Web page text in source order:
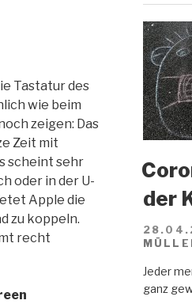
Tastatur des
wie beim
zeigen: Das
Zeit mit
scheint sehr
oder in der U-
Apple die
zu koppeln.
recht
der
Jeder
ganz